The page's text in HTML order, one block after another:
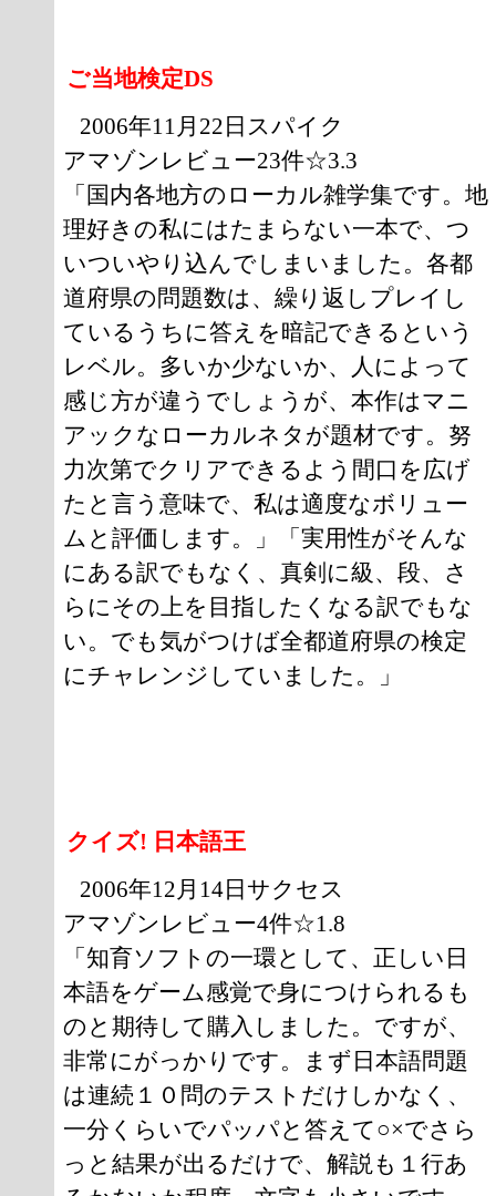
ご当地検定DS
2006年11月22日スパイク
アマゾンレビュー23件☆3.3
「国内各地方のローカル雑学集です。地
理好きの私にはたまらない一本で、つ
いついやり込んでしまいました。各都
道府県の問題数は、繰り返しプレイし
ているうちに答えを暗記できるという
レベル。多いか少ないか、人によって
感じ方が違うでしょうが、本作はマニ
アックなローカルネタが題材です。努
力次第でクリアできるよう間口を広げ
たと言う意味で、私は適度なボリュー
ムと評価します。」「実用性がそんな
にある訳でもなく、真剣に級、段、さ
らにその上を目指したくなる訳でもな
い。でも気がつけば全都道府県の検定
にチャレンジしていました。」
クイズ! 日本語王
2006年12月14日サクセス
アマゾンレビュー4件☆1.8
「知育ソフトの一環として、正しい日
本語をゲーム感覚で身につけられるも
のと期待して購入しました。ですが、
非常にがっかりです。まず日本語問題
は連続１０問のテストだけしかなく、
一分くらいでパッパと答えて○×でさら
っと結果が出るだけで、解説も１行あ